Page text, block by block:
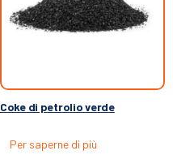
Coke di petrolio verde
Per saperne di più